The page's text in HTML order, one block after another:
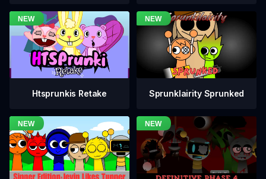
Htsprunkis Retake Sprunklairity Sprunked